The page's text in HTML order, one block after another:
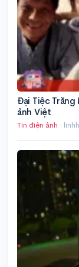
Đại Tiệc Trăng
ảnh Việt
Tin điện ảnh ·